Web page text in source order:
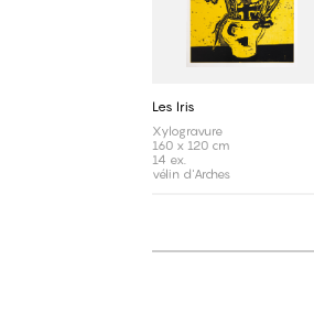
Les Iris
Xylogravure
160 x 120 cm
14 ex.
vélin d'Arches